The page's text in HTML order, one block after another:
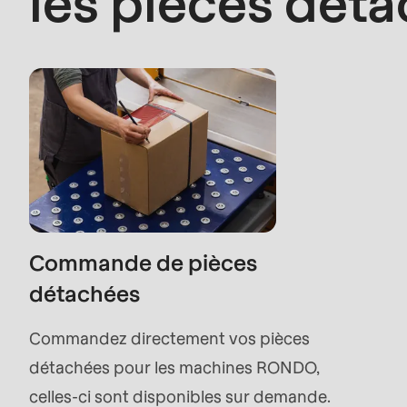
modules/custom/rondo_contact/src/
Deprecated
function:
mb_substr():
Passing
null
to
#1
($string)
of
type
string
Commande de pièces
détachées
Commandez directement vos pièces
détachées pour les machines RONDO,
celles-ci sont disponibles sur demande.